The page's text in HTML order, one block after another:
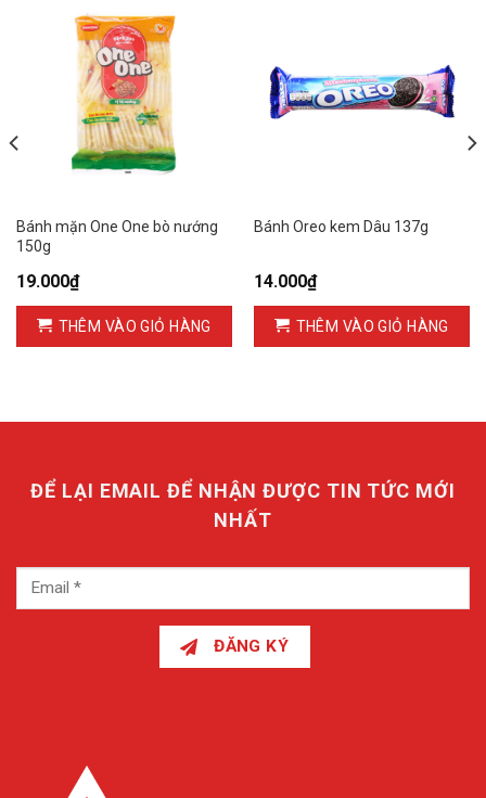
Bánh mặn One One bò nướng
150g
19.000₫
THÊM VÀO GIỎ HÀNG
Bánh Oreo kem Dâu 137g
14.000₫
THÊM VÀO GIỎ HÀNG
ĐỂ LẠI EMAIL ĐỂ NHẬN ĐƯỢC TIN TỨC MỚI
NHẤT
ĐĂNG KÝ